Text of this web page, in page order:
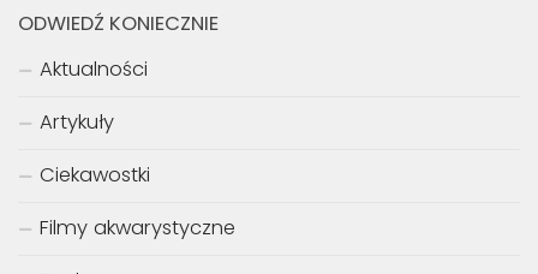
ODWIEDŹ KONIECZNIE
Aktualności
Artykuły
Ciekawostki
Filmy akwarystyczne